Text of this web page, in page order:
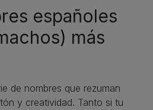
españoles
más
de nombres que rezuman
y creatividad. Tanto si tu